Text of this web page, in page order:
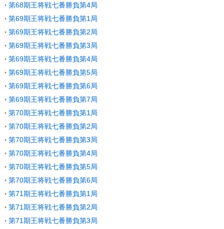
第68期王将戦七番勝負第4局
第69期王将戦七番勝負第1局
第69期王将戦七番勝負第2局
第69期王将戦七番勝負第3局
第69期王将戦七番勝負第4局
第69期王将戦七番勝負第5局
第69期王将戦七番勝負第6局
第69期王将戦七番勝負第7局
第70期王将戦七番勝負第1局
第70期王将戦七番勝負第2局
第70期王将戦七番勝負第3局
第70期王将戦七番勝負第4局
第70期王将戦七番勝負第5局
第70期王将戦七番勝負第6局
第71期王将戦七番勝負第1局
第71期王将戦七番勝負第2局
第71期王将戦七番勝負第3局